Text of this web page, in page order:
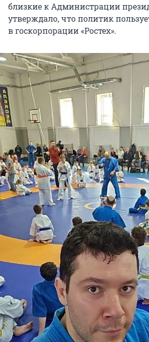
близкие к Администрации
утверждало, что политик
в госкорпорации «Ростех».